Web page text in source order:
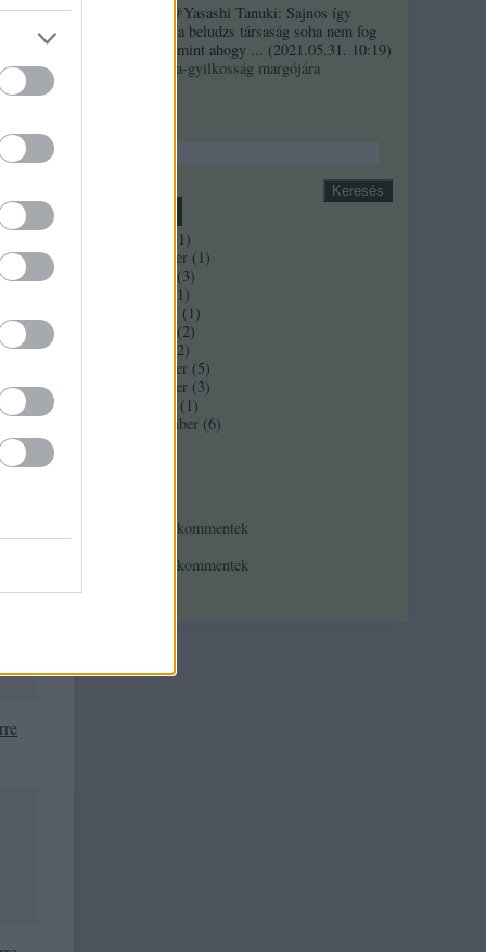
@Yasashi Tanuki: Sajnos így
valahogy. Ez a beludzs társaság soha nem fog
integrálódni, mint ahogy ... (2021.05.31. 10:19)
A Bándy Kata-gyilkosság margójára
1 )
2017 november ( 1 )
(3)
1 )
( 1 )
(2)
2)
2015 december (5)
2015 november (3)
( 1 )
2015 szeptember (6)
kommentek
kommentek